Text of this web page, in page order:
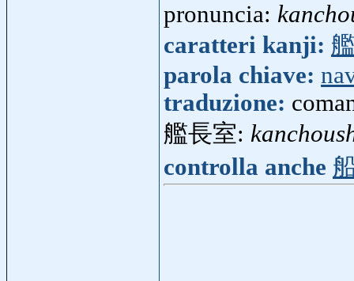
pronuncia:
caratteri kanji:
parola chiave:
traduzione:
艦長室:
controlla anche